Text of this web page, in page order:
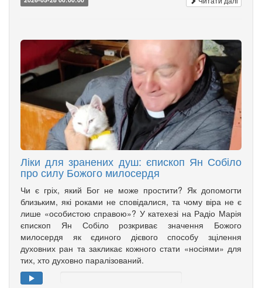
Ліки для зранених душ: єпископ Ян Собіло
про силу Божого милосердя
Чи є гріх, який Бог не може простити? Як допомогти
близьким, які роками не сповідалися, та чому віра не є
лише «особистою справою»? У катехезі на Радіо Марія
єпископ Ян Собіло розкриває значення Божого
милосердя як єдиного дієвого способу зцілення
духовних ран та закликає кожного стати «носіями» для
тих, хто духовно паралізований.